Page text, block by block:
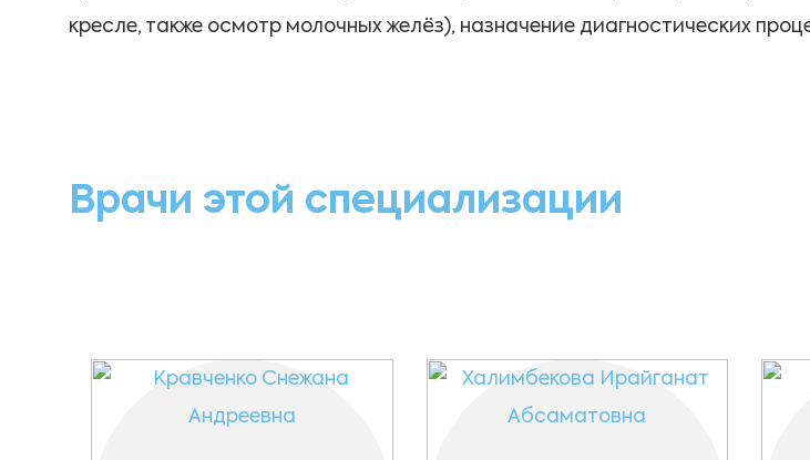
кресле, также осмотр молочных желёз), назначение диагностических
Врачи этой специализации